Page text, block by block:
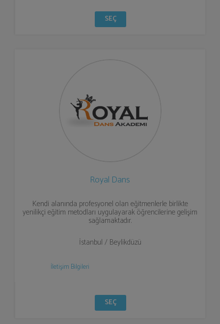
SEÇ
Royal Dans
Kendi alanında profesyonel olan eğitmenlerle birlikte
yenilikçi eğitim metodları uygulayarak öğrencilerine gelişim
sağlamaktadır.
İstanbul / Beylikdüzü
İletişim Bilgileri
SEÇ